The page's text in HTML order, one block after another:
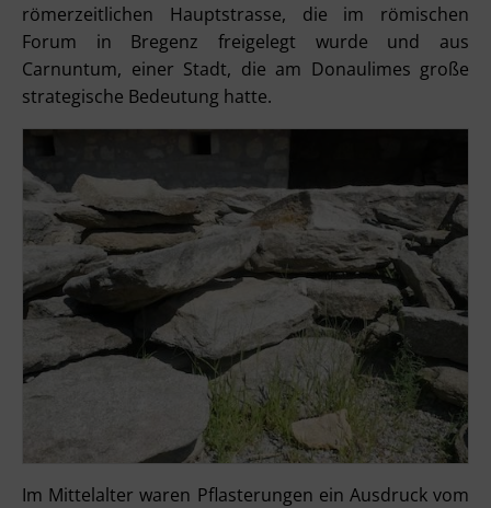
römerzeitlichen Hauptstrasse, die im römischen
Forum in Bregenz freigelegt wurde und aus
Carnuntum, einer Stadt, die am Donaulimes große
strategische Bedeutung hatte.
Im Mittelalter waren Pflasterungen ein Ausdruck vom